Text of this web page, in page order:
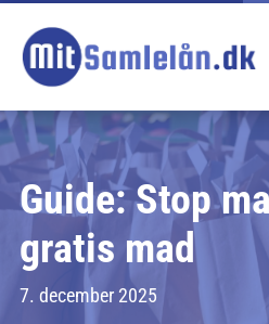
Guide: Stop
gratis mad
7. december 2025